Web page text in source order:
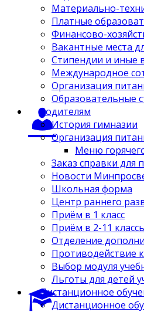
Материально-
Платные
Финансово-
Вакантные места
Стипендии и иные
Международное
Организация
Образовательные
Родителям
История гимназии
Организация
Меню
Заказ справки для
Новости
Школьная форма
Центр раннего
Приём в 1 класс
Приём в 2-11
Отделение
Противодействие
Выбор модуля
Льготы для детей
Дистанционное
Дистанционное